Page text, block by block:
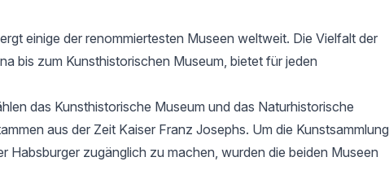
einige der renommiertesten Museen weltweit. Die Vielfalt der
bis zum Kunsthistorischen Museum, bietet für jeden
das Kunsthistorische Museum und das Naturhistorische
aus der Zeit Kaiser Franz Josephs. Um die Kunstsammlung
Habsburger zugänglich zu machen, wurden die beiden Museen